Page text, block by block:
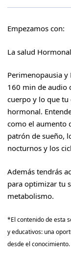
Empezamos con:
La salud
Perimenopausia
160 min de audio
cuerpo y lo que tu
hormonal.
como el aumento
patrón de sueño,
nocturnos y los
Además tendrás
para optimizar tu
metabolismo.
*El contenido de esta
y educativos: una
desde el conocimiento.